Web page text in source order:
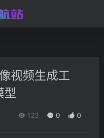
视频生成工
型
123 0 0